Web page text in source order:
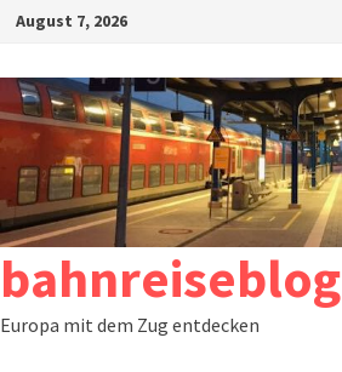
Zum
springen
August 7, 2026
bahnreiseblog
Europa mit dem Zug entdecken